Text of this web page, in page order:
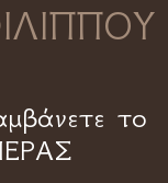
το